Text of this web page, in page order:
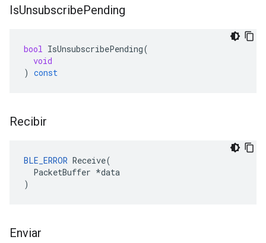
IsUnsubscribePending
bool IsUnsubscribePending(
void
) const
Recibir
BLE_ERROR Receive(
  PacketBuffer *data
)
Enviar